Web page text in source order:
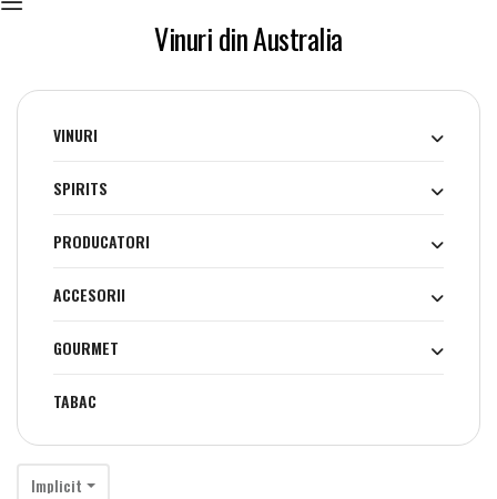
Vinuri din Australia
VINURI
SPIRITS
PRODUCATORI
ACCESORII
GOURMET
TABAC
Implicit